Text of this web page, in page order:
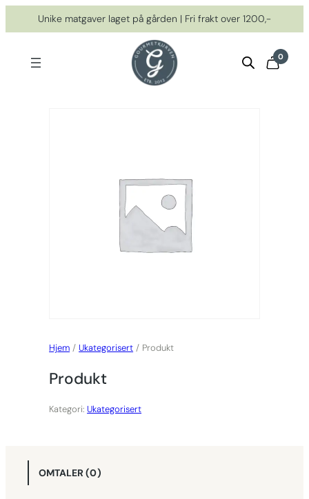
til
Unike matgaver laget på gården | Fri frakt over 1200,-
0
Hjem /Ukategorisert / Produkt
Produkt
Kategori:Ukategorisert
OMTALER (0)